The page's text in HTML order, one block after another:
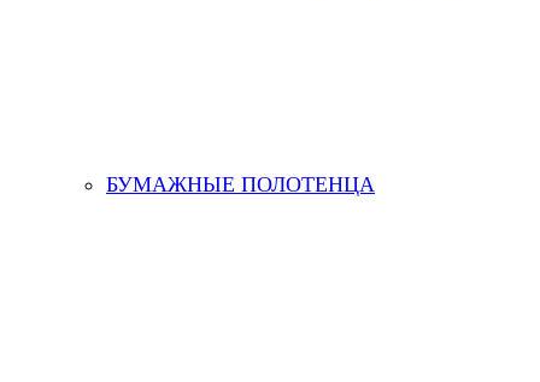
БУМАЖНЫЕ ПОЛОТЕНЦА